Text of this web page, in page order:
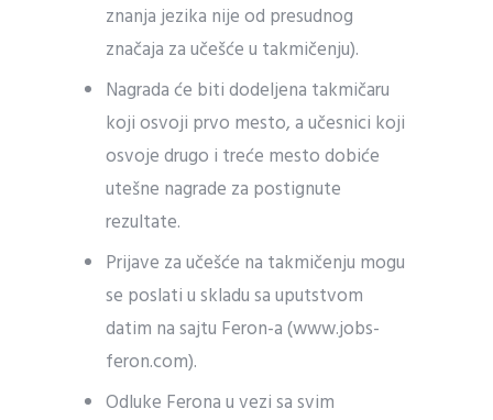
znanja jezika nije od presudnog
značaja za učešće u takmičenju).
Nagrada će biti dodeljena takmičaru
koji osvoji prvo mesto, a učesnici koji
osvoje drugo i treće mesto dobiće
utešne nagrade za postignute
rezultate.
Prijave za učešće na takmičenju mogu
se poslati u skladu sa uputstvom
datim na sajtu Feron-a (www.jobs-
feron.com).
Odluke Ferona u vezi sa svim